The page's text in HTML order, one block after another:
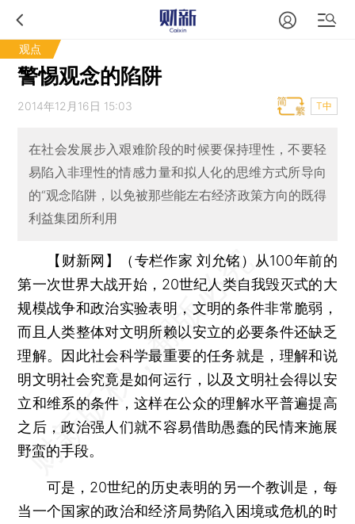
观点
警惕观念的陷阱
2014年12月16日 15:03 T中
在社会发展步入艰难阶段的时候要保持理性，不要轻
易陷入非理性的情感力量和拟人化的思维方式所导向
的“观念陷阱，以免被那些能左右经济政策方向的既得
利益集团所利用
【财新网】（专栏作家 刘允铭） 从100年前的
第一次世界大战开始，20世纪人类自我毁灭式的大
规模战争和政治实验表明，文明的条件非常脆弱，
而且人类整体对文明所赖以安立的必要条件还缺乏
理解。因此社会科学最重要的任务就是，理解和说
明文明社会究竟是如何运行，以及文明社会得以安
立和维系的条件，这样在公众的理解水平普遍提高
之后，政治强人们就不容易借助愚蠢的民情来施展
野蛮的手段。
可是，20世纪的历史表明的另一个教训是，每
当一个国家的政治和经济局势陷入困境或危机的时